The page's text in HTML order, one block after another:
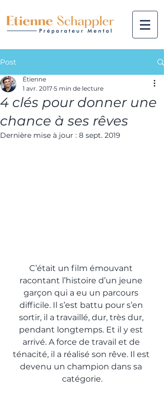
Post
4 clés pour donner une
chance à ses rêves
Étienne
1 avr. 2017 5 min de lecture
Dernière mise à jour : 8 sept. 2019
C’était un film émouvant
racontant l’histoire d’un jeune
garçon qui a eu un parcours
difficile. Il s’est battu pour s’en
sortir, il a travaillé, dur, très dur,
pendant longtemps. Et il y est
arrivé. A force de travail et de
ténacité, il a réalisé son rêve. Il est
devenu un champion dans sa
catégorie.